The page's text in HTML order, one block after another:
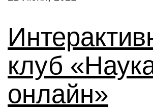
клуб
онлайн»